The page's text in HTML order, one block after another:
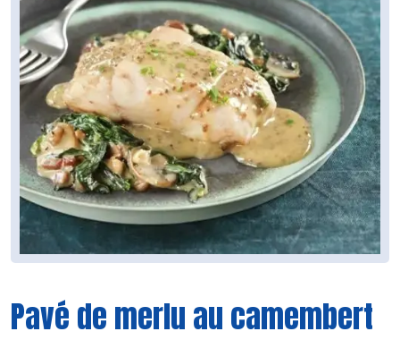
Pavé de merlu au camembert